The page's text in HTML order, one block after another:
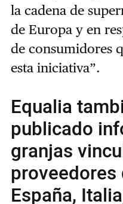
la cadena de
de Europa y en
de consumidores
esta iniciativa”.
Equalia
publicado
granjas
proveedores
España,